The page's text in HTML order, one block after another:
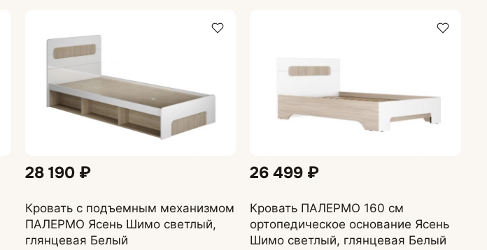
28 190 ₽
Кровать с подъемным механизмом
ПАЛЕРМО Ясень Шимо светлый,
глянцевая Белый
26 499 ₽
Кровать ПАЛЕРМО 160 см
ортопедическое основание Ясень
Шимо светлый, глянцевая Белый